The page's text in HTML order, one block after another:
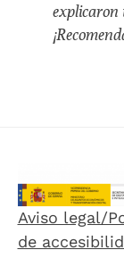
explicaron
Aviso legal/
de